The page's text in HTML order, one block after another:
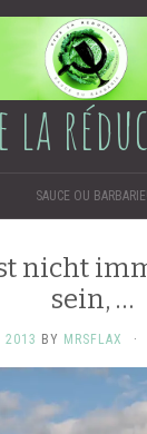
la
SAUCE OU BARBARIE!
nicht
sein, …
2013 BY MRSFLAX ·